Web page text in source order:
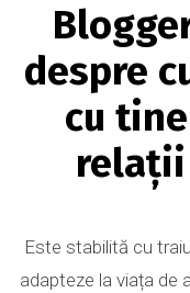
despre
cu
relații
Este stabilită cu
adapteze la viața de